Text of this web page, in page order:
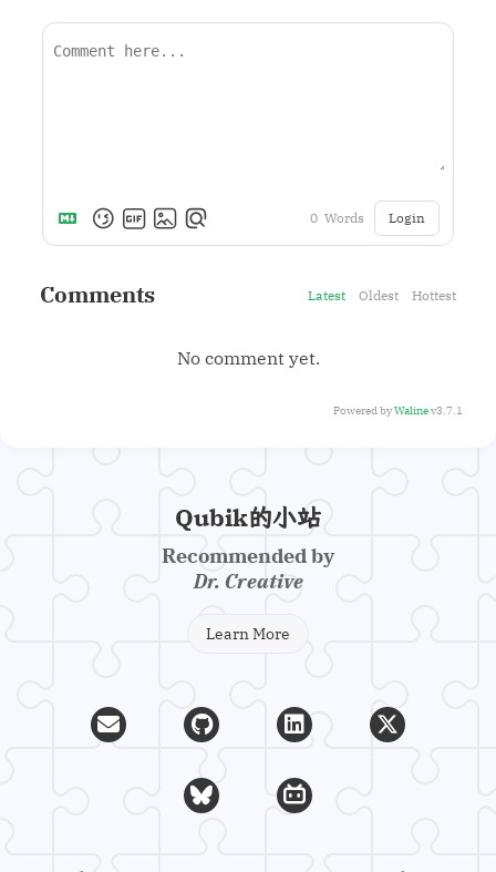
0 Words Login
Comments Latest Oldest Hottest
No comment yet.
Powered byWalinev3.7.1
Qubik的小站
Recommended by
Dr. Creative
Learn More